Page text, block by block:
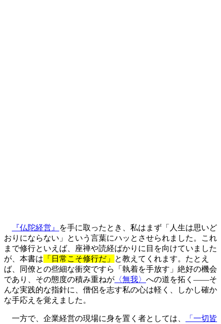
『仏陀経営』
を手に取ったとき、私はまず「人生は思いど
おりにならない」という言葉にハッとさせられました。これ
まで修行といえば、座禅や読経ばかりに目を向けていました
が、本書は 「日常こそ修行だ」
と教えてくれます。たとえ
ば、同僚との些細な衝突ですら「執着を手放す」絶好の機会
であり、その態度の積み重ねが 〈無我〉 への道を拓く――そ
んな実践的な指針に、僧侶を志す私の心は軽く、しかし確か
な手応えを覚えました。
一方で、企業経営の現場に身を置く者としては、 「一切皆